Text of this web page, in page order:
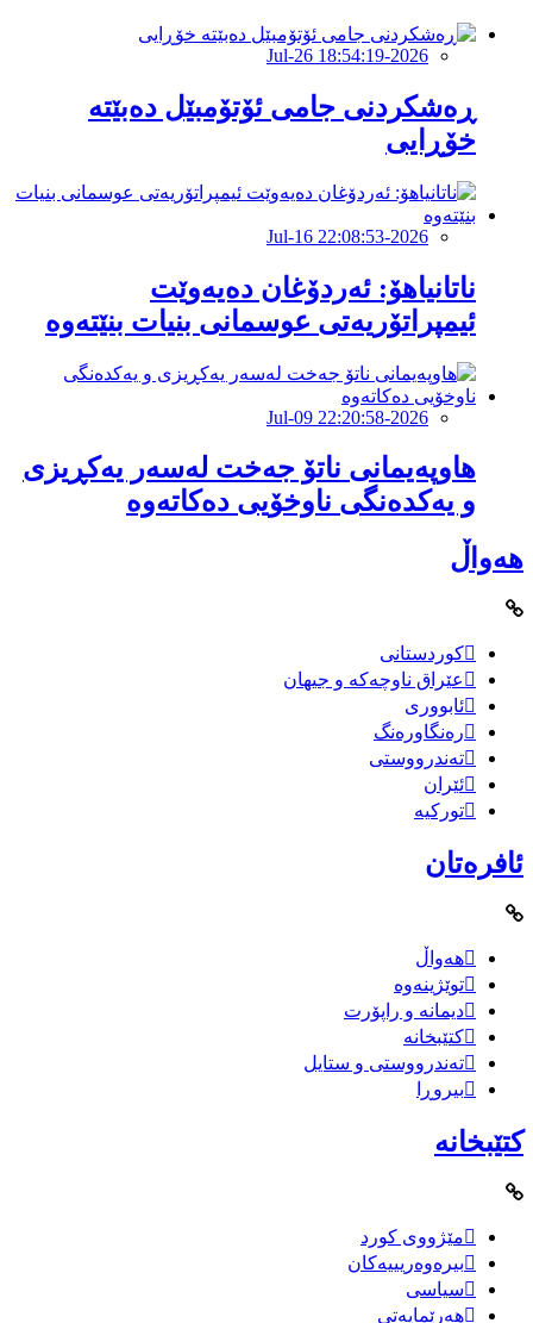
2026-Jul-26 18:54:19
ڕەشکردنی جامی ئۆتۆمبێل دەبێتە
خۆڕایی
2026-Jul-16 22:08:53
ناتانیاهۆ: ئەردۆغان دەیەوێت
ئیمپراتۆریەتی عوسمانی بنیات بنێتەوە
2026-Jul-09 22:20:58
هاوپەیمانى ناتۆ جەخت لەسەر یەکڕیزی
و یەکدەنگى ناوخۆیى دەکاتەوە
هەواڵ
کوردستانی
عێراق ناوچەکە و جیهان
ئابووری
رەنگاورەنگ
تەندرووستی
ئێران
تورکیە
ئافرەتان
هەواڵ
توێژینەوە
دیمانە و راپۆرت
کتێبخانە
تەندرووستی و ستایل
بیروڕا
کتێبخانە
مێژووى کورد
بیرەوەریییەکان
سیاسى
هەرێمایەتی